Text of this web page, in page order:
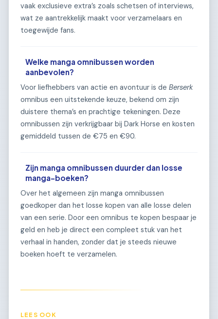
vaak exclusieve extra’s zoals schetsen of interviews,
wat ze aantrekkelijk maakt voor verzamelaars en
toegewijde fans.
Welke manga omnibussen worden
aanbevolen?
Voor liefhebbers van actie en avontuur is de Berserk
omnibus een uitstekende keuze, bekend om zijn
duistere thema’s en prachtige tekeningen. Deze
omnibussen zijn verkrijgbaar bij Dark Horse en kosten
gemiddeld tussen de €75 en €90.
Zijn manga omnibussen duurder dan losse
manga-boeken?
Over het algemeen zijn manga omnibussen
goedkoper dan het losse kopen van alle losse delen
van een serie. Door een omnibus te kopen bespaar je
geld en heb je direct een compleet stuk van het
verhaal in handen, zonder dat je steeds nieuwe
boeken hoeft te verzamelen.
LEES OOK